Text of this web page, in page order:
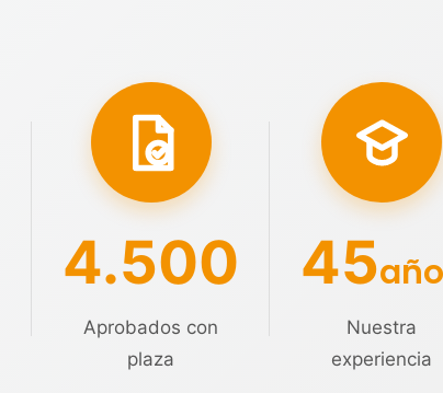
4.500
Aprobados con
plaza
45
Nuestra
experiencia